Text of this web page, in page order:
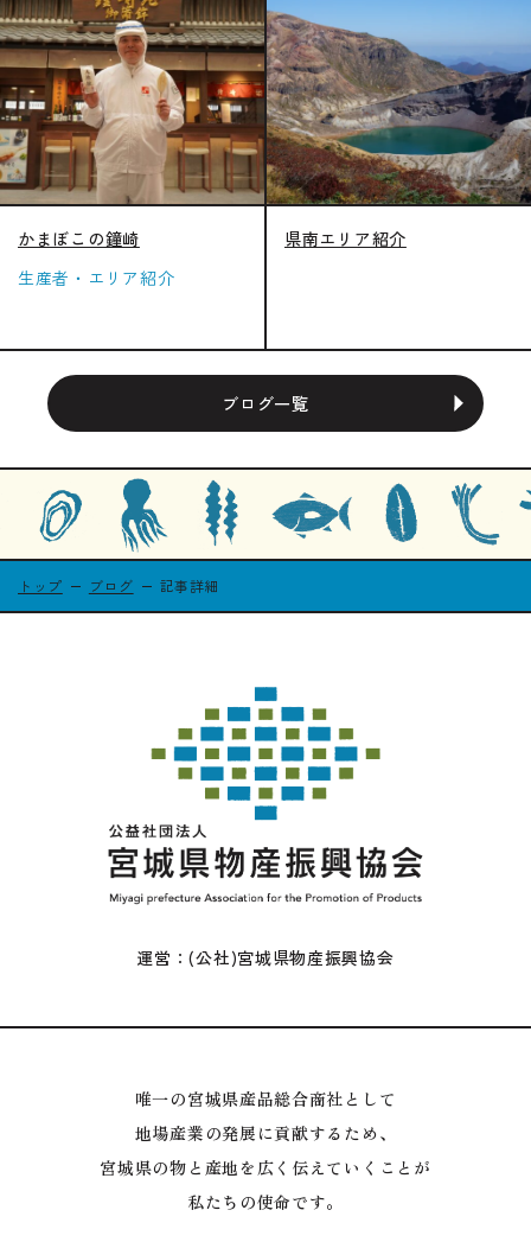
かまぼこの鐘崎
生産者・エリア紹介
県南エリア紹介
ブログ一覧
トップ ブログ 記事詳細
運営：(公社)宮城県物産振興協会
唯一の宮城県産品総合商社として
地場産業の発展に貢献するため、
宮城県の物と産地を広く伝えていくことが
私たちの使命です。